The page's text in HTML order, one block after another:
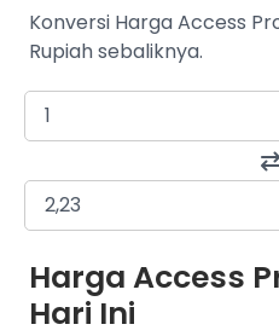
Konversi Harga Access
Rupiah sebaliknya.
Harga Access
Hari Ini